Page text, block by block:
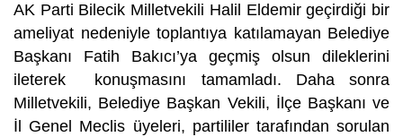
AK Parti Bilecik Milletvekili Halil Eldemir geçirdiği bir
ameliyat nedeniyle toplantıya katılamayan Belediye
Başkanı Fatih Bakıcı’ya geçmiş olsun dileklerini
ileterek konuşmasını tamamladı. Daha sonra
Milletvekili, Belediye Başkan Vekili, İlçe Başkanı ve
İl Genel Meclis üyeleri, partililer tarafından sorulan